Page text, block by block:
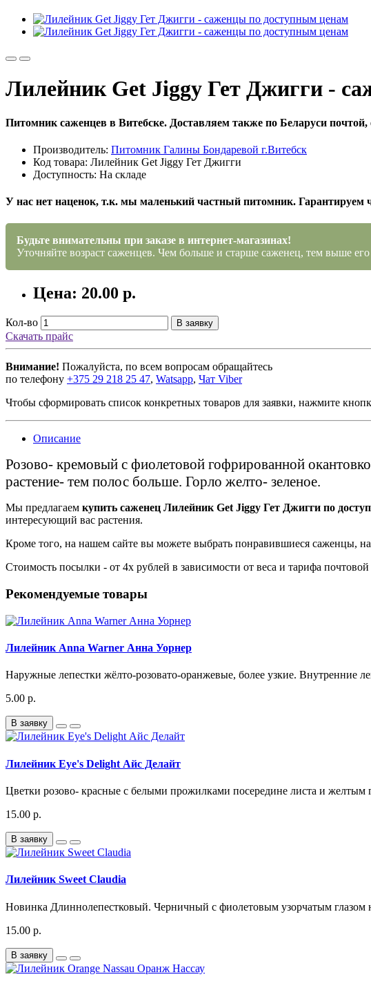
Лилейник Get Jiggy Гет Джигги -
Питомник саженцев в Витебске. Доставляем также по Беларуси
Производитель: Питомник Галины Бондаревой г.Витебск
Код товара: Лилейник Get Jiggy Гет Джигги
Доступность: На складе
У нас нет наценок, т.к. мы маленький частный питомник. Гарантируем
Будьте внимательны при заказе в интернет-магазинах!
Уточняйте возраст саженцев. Чем больше и старше саженец, тем выше его
Цена: 20.00 р.
Кол-во В заявку
Скачать прайс
Внимание! Пожалуйста, по всем вопросам обращайтесь
по телефону +375 29 218 25 47, Watsapp, Чат Viber
Чтобы сформировать список конкретных товаров для заявки, нажмите
Описание
Розово- кремовый с фиолетовой гофрированной
растение- тем полос больше. Горло желто- зеленое.
Мы предлагаем купить саженец Лилейник Get Jiggy Гет Джигги по
интересующий вас растения.
Кроме того, на нашем сайте вы можете выбрать понравившиеся саженцы,
Стоимость посылки - от 4х рублей в зависимости от веса и тарифа
Рекомендуемые товары
Лилейник Anna Warner Анна Уорнер
Наружные лепестки жёлто-розовато-оранжевые, более узкие. Внутренние
5.00 р.
В заявку
Лилейник Eye's Delight Айс Делайт
Цветки розово- красные с белыми прожилками посередине листа и желтым
15.00 р.
В заявку
Лилейник Sweet Claudia
Новинка Длиннолепестковый. Черничный с фиолетовым узорчатым глазом
15.00 р.
В заявку